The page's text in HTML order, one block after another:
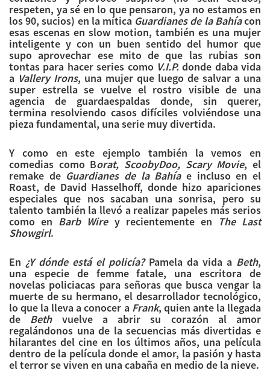
respeten, ya sé en lo que pensaron, ya no estamos en
los 90, sucios) en la mítica Guardianes de la Bahíacon
esas escenas en slow motion, también es una mujer
inteligente y con un buen sentido del humor que
supo aprovechar ese mito de que las rubias son
tontas para hacer series como V.I.P. donde daba vida
a Vallery Irons, una mujer que luego de salvar a una
super estrella se vuelve el rostro visible de una
agencia de guardaespaldas donde, sin querer,
termina resolviendo casos difíciles volviéndose una
pieza fundamental, una serie muy divertida.
Y como en este ejemplo también la vemos en
comedias como Borat, ScoobyDoo, Scary Movie, el
remake de Guardianes de la Bahíae incluso en el
Roast, de David Hasselhoff, donde hizo apariciones
especiales que nos sacaban una sonrisa, pero su
talento también la llevó a realizar papeles más serios
como en Barb Wirey recientemente en
The Last
Showgirl.
En ¿Y dónde está el policía?Pamela da vida a Beth,
una especie de femme fatale, una escritora de
novelas policiacas para señoras que busca vengar la
muerte de su hermano, el desarrollador tecnológico,
lo que la lleva a conocer a Frank, quien ante la llegada
de Bethvuelve a abrir su corazón al amor
regalándonos una de la secuencias más divertidas e
hilarantes del cine en los últimos años, una película
dentro de la película donde el amor, la pasión y hasta
el terror se viven en una cabaña en medio de la nieve.